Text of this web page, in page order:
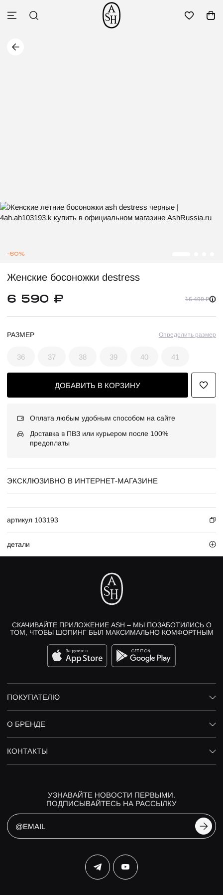
-60%
Женские босоножки destress
6 590 ₽ 16 490 ₽
РАЗМЕР Определить размер
36 37 38 39 40 41
ДОБАВИТЬ В КОРЗИНУ
Оплата любым удобным способом на сайте
Доставка в ПВЗ или курьером после 100%
предоплаты
ЭКСКЛЮЗИВНО В ИНТЕРНЕТ-МАГАЗИНЕ
артикул 103193
детали
СКАЧИВАЙТЕ ПРИЛОЖЕНИЕ ASH – МЫ ПОЗАБОТИЛИСЬ О
ТОМ, ЧТОБЫ ШОПИНГ БЫЛ МАКСИМАЛЬНО КОМФОРТНЫМ
ПОКУПАТЕЛЮ
О БРЕНДЕ
КОНТАКТЫ
УЗНАВАЙТЕ НОВОСТИ ПЕРВЫМИ.
ПОДПИСЫВАЙТЕСЬ НА РАССЫЛКУ